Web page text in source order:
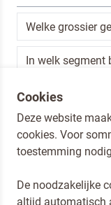
Ik ben een
Door op versturen te
Cookies
Deze website
cookies. Voor
toestemming
De noodzakelijke
altijd automatisch